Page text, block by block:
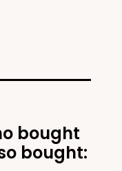
bought
bought: